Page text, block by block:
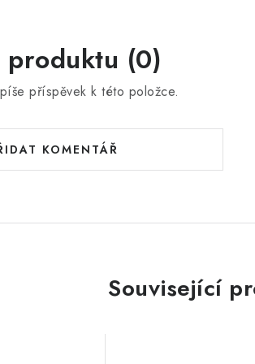
produktu (0)
příspěvek k této položce.
KOMENTÁŘ
Související